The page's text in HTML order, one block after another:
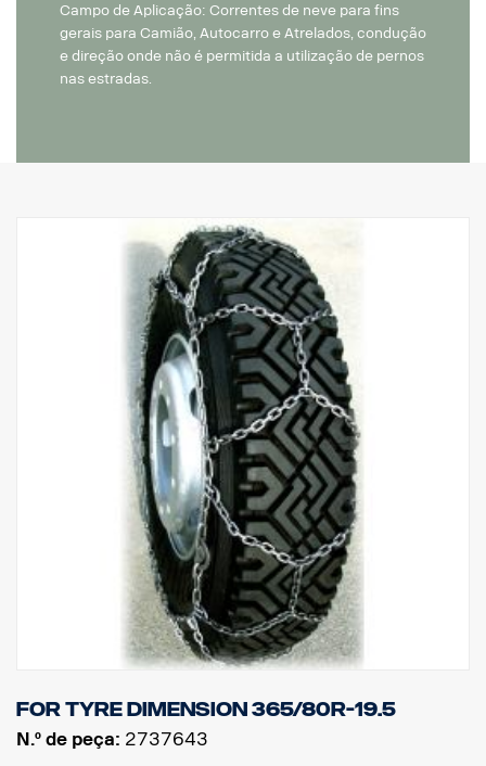
Campo de Aplicação: Correntes de neve para fins
gerais para Camião, Autocarro e Atrelados, condução
e direção onde não é permitida a utilização de pernos
nas estradas.
For tyre dimension 365/80R-19.5
N.º de peça: 2737643